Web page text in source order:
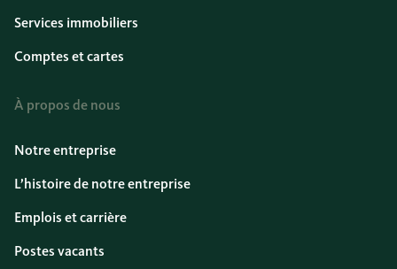
Services immobiliers
Comptes et cartes
À propos de nous
Notre entreprise
L’histoire de notre entreprise
Emplois et carrière
Postes vacants